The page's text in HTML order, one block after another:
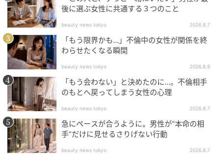
元夫は私たちが嘘をついて追い出したのだと詰め寄っ
てきましたが、事実は異なります。会社には当然、貸
借対照表上の『負債』もありました。ただし、それだ
けで経営危機を意味するものではありません。
元夫は「負債＝倒産に直結する借金」だと思い込んで
いたのです。経営の勉強を怠っていた元夫には、貸借
対照表では資産合計と負債・純資産合計が一致すると
いう基本知識すらありませんでした。私は元夫に対
し、虚偽の情報を流して会社の信用を傷つけたとし
て、刑事・民事の両面で法的措置を検討すると告げま
後に選ぶ女性に共通する３つのこと
beauty news tokyo 2026.8.7
「もう限界かも…」不倫中の女性が関係を終
わらせたくなる瞬間
beauty news tokyo 2026.8.6
「もう会わない」と決めたのに…。不倫相手
のもとへ戻ってしまう女性の心理
beauty news tokyo 2026.8.7
急にペースが合うように。男性が“本命の相
手”だけに見せるさりげない行動
beauty news tokyo 2026.8.7